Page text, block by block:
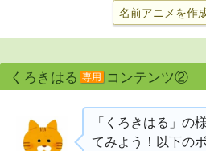
名前アニメを作
くろきはる 専用 コンテンツ②
「くろきはる」の
てみよう！以下の